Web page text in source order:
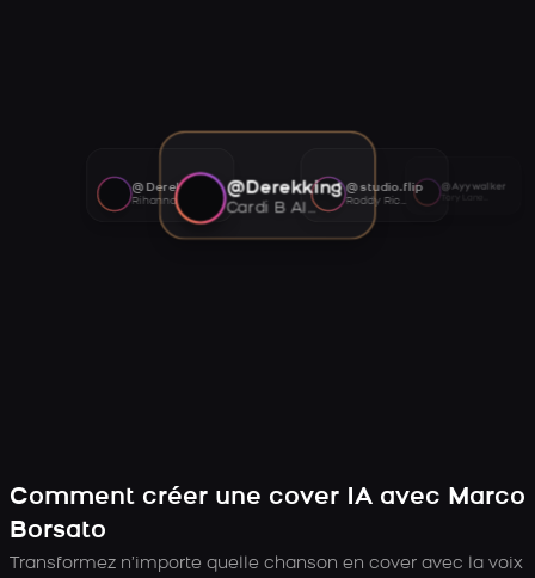
@Derekking
Cardi B AI voice
@studio.flip
Roddy Ricch AI voice
@Ayywalker
@Derekking
Rihanna AI voice
Comment créer une cover IA avec Marco
Borsato
Transformez n’importe quelle chanson en cover avec la voix